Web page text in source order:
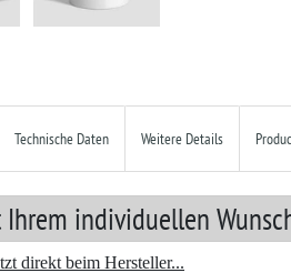
Technische Daten Weitere Details
Ihrem individuellen
direkt beim Hersteller...